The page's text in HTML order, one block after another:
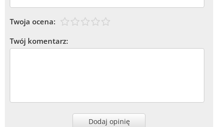
Twoja ocena:
Twój komentarz:
Dodaj opinię